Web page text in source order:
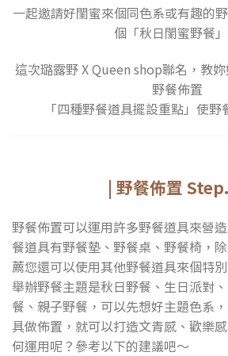
一起邀請好閨蜜來個同色系或有趣的
個「秋日閨蜜野餐」
這次璐露野 X Queen shop聯名，教
野餐佈置
「四種野餐道具擺設重點」使野
| 野餐佈置
野餐佈置可以運用許多野餐道具來營
餐道具有野餐墊、野餐桌、野餐椅，
薦您還可以使用其他野餐道具來個特
舉辦野餐主題是秋日野餐、生日派對
餐、親子野餐，可以先想好主題色系
具做佈置，就可以打造文青感、歡樂
何運用呢？參考以下的建議吧～